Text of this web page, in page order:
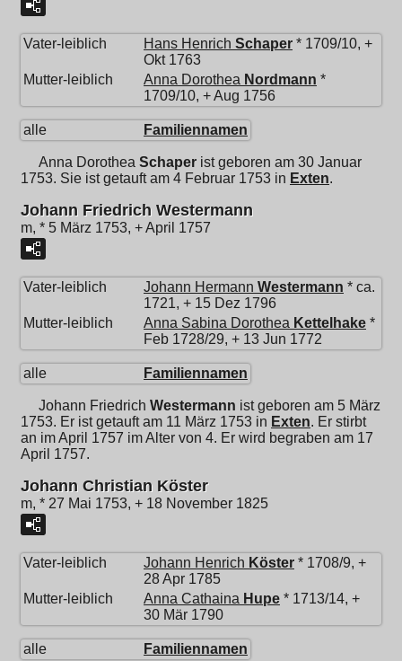
Vater-leiblich Hans Henrich Schaper * 1709/10, +
Okt 1763
Mutter-leiblich
Anna Dorothea Nordmann *
1709/10, + Aug 1756
alle Familiennamen
Anna Dorothea Schaper ist geboren am 30 Januar
1753. Sie ist getauft am 4 Februar 1753 in Exten.
Johann Friedrich Westermann
m, * 5 März 1753, + April 1757
Vater-leiblich Johann Hermann Westermann * ca.
1721, + 15 Dez 1796
Mutter-leiblich
Anna Sabina Dorothea Kettelhake *
Feb 1728/29, + 13 Jun 1772
alle Familiennamen
Johann Friedrich Westermann ist geboren am 5 März
1753. Er ist getauft am 11 März 1753 in Exten. Er stirbt
an im April 1757 im Alter von 4. Er wird begraben am 17
April 1757.
Johann Christian Köster
m, * 27 Mai 1753, + 18 November 1825
Vater-leiblich Johann Henrich Köster * 1708/9, +
28 Apr 1785
Mutter-leiblich
Anna Cathaina Hupe * 1713/14, +
30 Mär 1790
alle Familiennamen